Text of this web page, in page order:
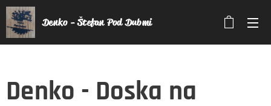
Denko - Štefan Pod Dubmi
Denko - Doska na